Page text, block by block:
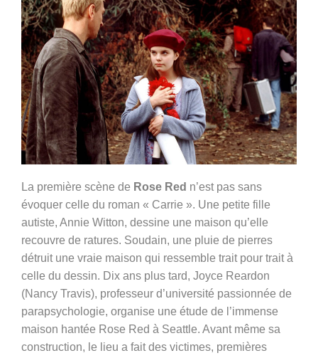
La première scène de Rose Red n’est pas sans
évoquer celle du roman « Carrie ». Une petite fille
autiste, Annie Witton, dessine une maison qu’elle
recouvre de ratures. Soudain, une pluie de pierres
détruit une vraie maison qui ressemble trait pour trait à
celle du dessin. Dix ans plus tard, Joyce Reardon
(Nancy Travis), professeur d’université passionnée de
parapsychologie, organise une étude de l’immense
maison hantée Rose Red à Seattle. Avant même sa
construction, le lieu a fait des victimes, premières